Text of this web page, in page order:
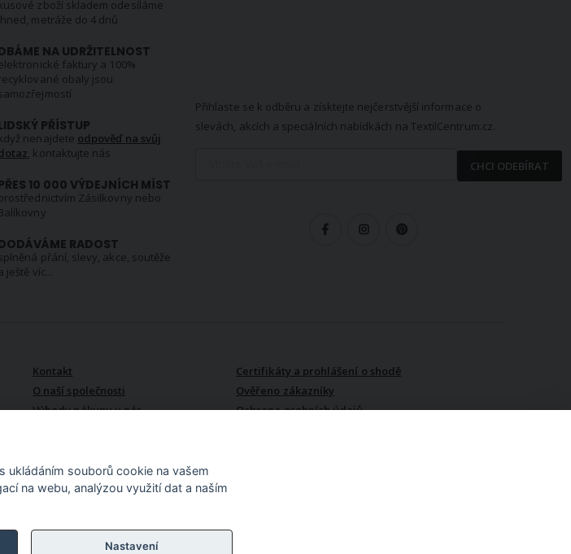
zboží skladem odesíláme
metráže do 4 dnů
NA UDRŽITELNOST
faktury a 100%
obaly jsou
PŘÍSTUP
nenajdete odpověď na svůj
, kontaktujte nás
10 000 VÝDEJNÍCH MÍST
Zásilkovny nebo
RADOST
přání, slevy, akce, soutěže
ještě víc...
Přihlaste se k odběru a získtejte nejčerstvější informace o
slevách, akcích a speciálních nabídkách na TextilCentrum.cz.
CHCI ODEBÍRAT
Kontakt
O naší společnosti
Výhody nákupu u nás
Certifikáty a prohlášení o shodě
Ověřeno zákazníky
Ochrana osobních údajů
ukládáním souborů cookie na vašem
na webu, analýzou využití dat a naším
Nastavení